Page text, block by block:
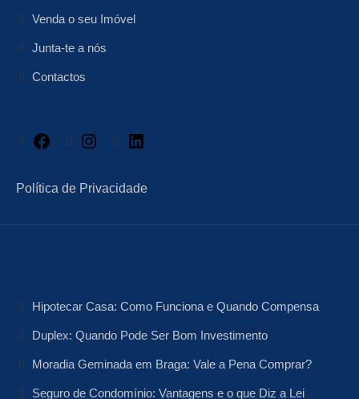
Venda o seu Imóvel
Junta-te a nós
Contactos
Facebook Instagram
Política de Privacidade
Hipotecar Casa: Como Funciona e Quando Compensa
Duplex: Quando Pode Ser Bom Investimento
Moradia Geminada em Braga: Vale a Pena Comprar?
Seguro de Condomínio: Vantagens e o que Diz a Lei